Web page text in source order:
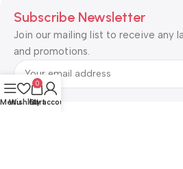
Subscribe Newsletter
Join our mailing list to receive any
and promotions.
Menu
Wishlist
0
Cart
My account